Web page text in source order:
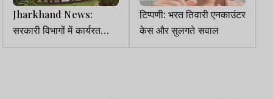
Jharkhand News:
सरकारी विभागों में कार्यरत
कंप्यूटर ऑपरेटरों को मिलेगा
टिप्पणी: भरत तिवारी एनकाउंटर
केस और सुलगते सवाल